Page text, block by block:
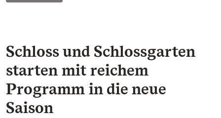
Schloss und Schlossgarten
starten mit reichem
Programm in die neue
Saison